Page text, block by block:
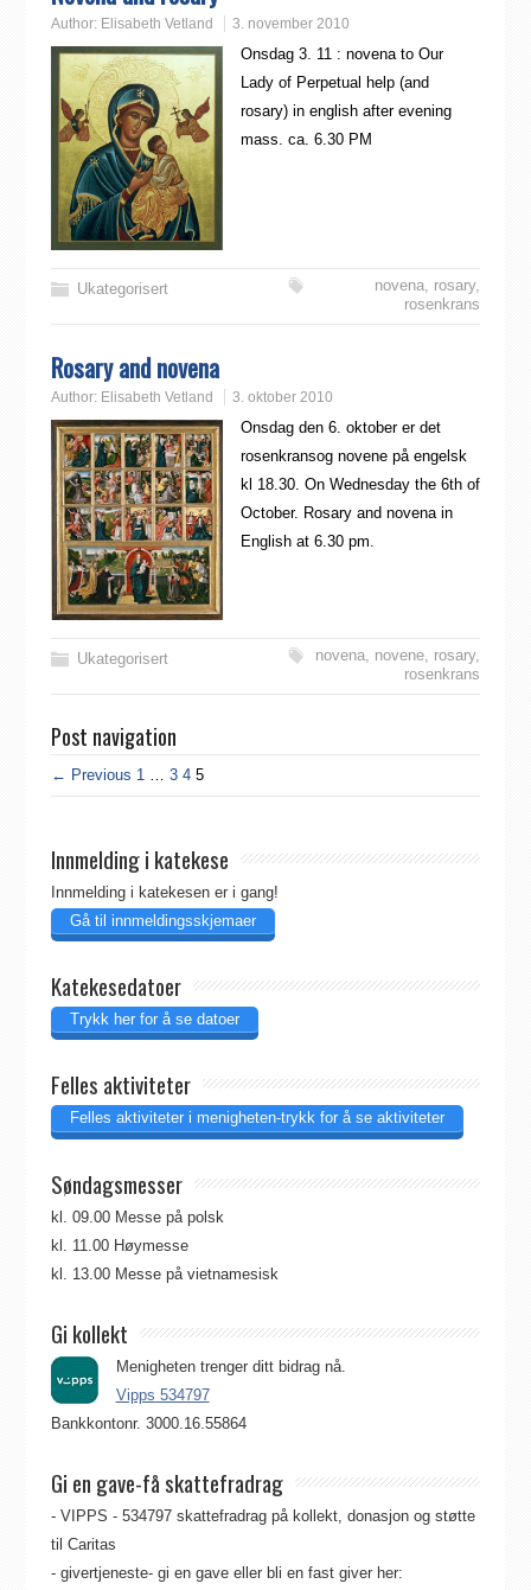
Author: Elisabeth Vetland 3. november 2010
Onsdag 3. 11 : novena to Our
Lady of Perpetual help (and
rosary) in english after evening
mass. ca. 6.30 PM
Ukategorisert novena, rosary,
rosenkrans
Rosary and novena
Author: Elisabeth Vetland 3. oktober 2010
Onsdag den 6. oktober er det
rosenkransog novene på engelsk
kl 18.30. On Wednesday the 6th of
October. Rosary and novena in
English at 6.30 pm.
Ukategorisert novena novene rosary,
rosenkrans
Post navigation
← Previous 1 3 4 5
Innmelding i katekese
Innmelding i katekesen er i gang!
Gå til innmeldingsskjemaer
Katekesedatoer
Trykk her for å se datoer
Felles aktiviteter
Felles aktiviteter i menigheten-trykk for å se aktiviteter
Søndagsmesser
kl. 09.00 Messe på polsk
kl. 11.00 Høymesse
kl. 13.00 Messe på vietnamesisk
Gi kollekt
Menigheten trenger ditt bidrag nå.
Vipps 534797
Bankkontonr. 3000.16.55864
Gi en gave-få skattefradrag
- VIPPS - 534797 skattefradrag på kollekt, donasjon og støtte
til Caritas
- givertjeneste- gi en gave eller bli en fast giver her: